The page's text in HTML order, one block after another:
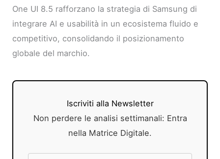
One UI 8.5 rafforzano la strategia di Samsung di
integrare AI e usabilità in un ecosistema fluido e
competitivo, consolidando il posizionamento
globale del marchio.
Iscriviti alla Newsletter
Non perdere le analisi settimanali: Entra
nella Matrice Digitale.